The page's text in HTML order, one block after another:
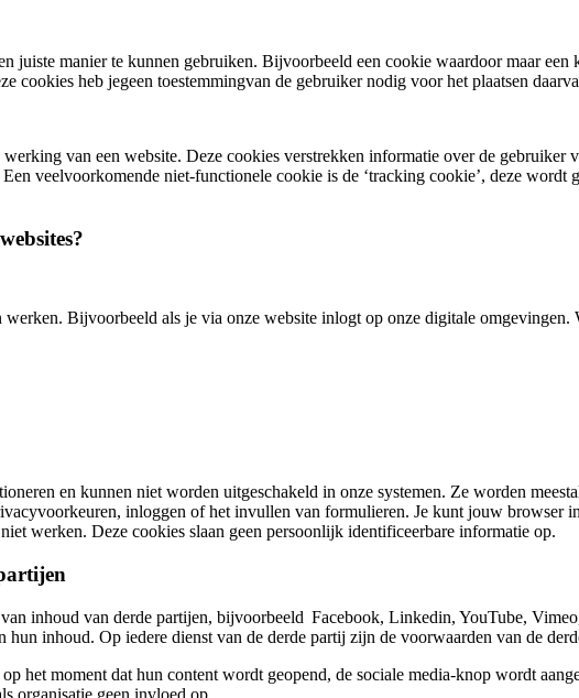
juiste manier te kunnen gebruiken. Bijvoorbeeld een cookie waardoor maar een
cookies heb jegeen toestemmingvan de gebruiker nodig voor het plaatsen
van een website. Deze cookies verstrekken informatie over de gebruiker
veelvoorkomende niet-functionele cookie is de ‘tracking cookie’, deze
Bijvoorbeeld als je via onze website inlogt op onze digitale omgevingen.
en kunnen niet worden uitgeschakeld in onze systemen. Ze worden
inloggen of het invullen van formulieren. Je kunt jouw browser
werken. Deze cookies slaan geen persoonlijk identificeerbare informatie op.
inhoud van derde partijen, bijvoorbeeld Facebook, Linkedin, YouTube,
hun inhoud. Op iedere dienst van de derde partij zijn de voorwaarden van de
het moment dat hun content wordt geopend, de sociale media-knop wordt
organisatie geen invloed op.